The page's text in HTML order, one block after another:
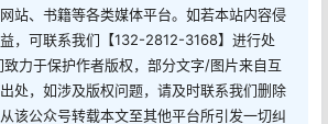
站、书籍等各类媒体平台。如若本站内容侵
，可联系我们【132-2812-3168】进行处
致力于保护作者版权，部分文字/图片来自互
处，如涉及版权问题，请及时联系我们删除
该公众号转载本文至其他平台所引发一切纠